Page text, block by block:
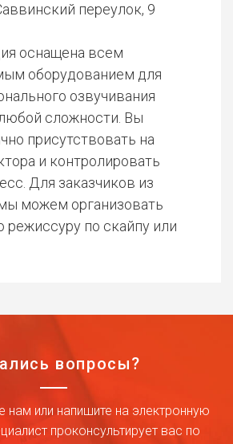
переулок, 9
оснащена всем
оборудованием для
озвучивания
сложности. Вы
присутствовать на
и контролировать
Для заказчиков из
можем организовать
режиссуру по скайпу или
вопросы?
нам или напишите на электронную
проконсультирует вас по